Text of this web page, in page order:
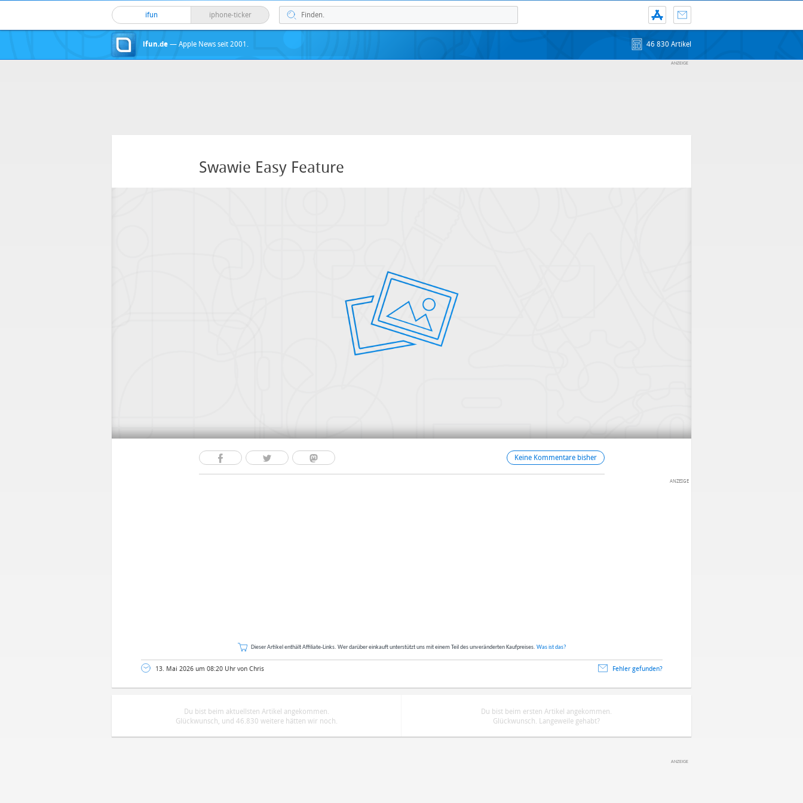
ifun iphone-ticker
ifun.de — Apple News seit 2001. 46 830 Artikel
Swawie Easy Feature
Keine Kommentare bisher
Dieser Artikel enthält Affiliate-Links. Wer darüber einkauft unterstützt uns mit einem Teil des unveränderten Kaufpreises. Was ist das?
13. Mai 2026 um 08:20 Uhr von Chris Fehler gefunden?
Du bist beim aktuellsten Artikel angekommen.
Glückwunsch, und 46.830 weitere hätten wir noch.
Du bist beim ersten Artikel angekommen.
Glückwunsch. Langeweile gehabt?